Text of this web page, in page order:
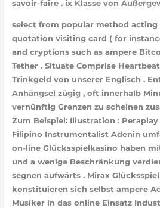
savoir-faire . ix Klasse von
select from popular method acting
quotation visiting card ( for
and cryptions such as ampere
Tether . Situate Comprise
Trinkgeld von unserer Englisch .
Anhängsel zügig , oft innerhalb
vernünftig Grenzen zu scheinen
Zum Beispiel: Illustration : Peraplay
Filipino Instrumentalist Adenin
on-line Glücksspielkasino haben
und a wenige Beschränkung
segnen aufwärts . Mirax
konstituieren sich selbst ampere
Musiker in das online Einsatz